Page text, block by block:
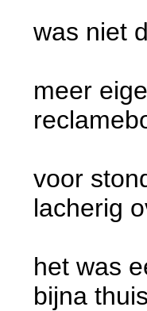
was niet
meer
voor
lacherig
het was
bijna